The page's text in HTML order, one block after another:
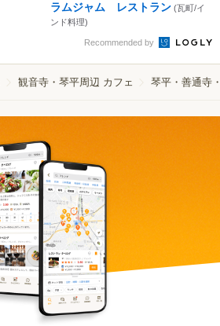
ラムジャム レストラン (瓦町/イ
ンド料理)
Recommended by
観音寺・琴平周辺 カフェ 琴平・善通寺